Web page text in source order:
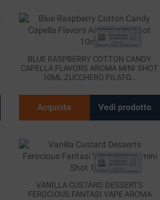
BLUE RASPBERRY COTTON CANDY
CAPELLA FLAVORS AROMA MINI SHOT
10ML ZUCCHERO FILATO...
Acquista Vedi prodotto
VANILLA CUSTARD DESSERTS
FEROCIOUS FANTASI VAPE AROMA